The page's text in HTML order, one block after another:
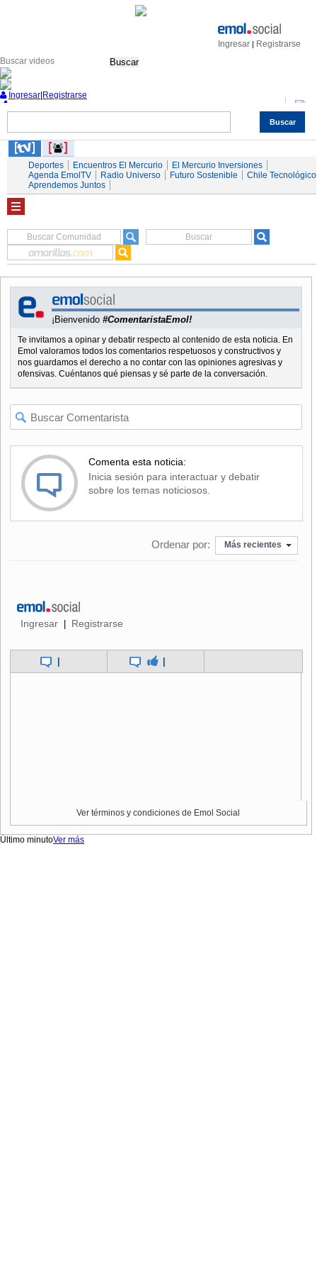
Ingresar | Registrarse
Buscar
Buscar
Ingresar Registrarse
Servicios
Deportes Encuentros El Mercurio
El Mercurio Inversiones
Agenda EmolTV
Radio Universo Futuro Sostenible
Chile Tecnológico
Aprendemos Juntos
¡Bienvenido #ComentaristaEmol!
Te invitamos a opinar y debatir respecto al contenido de esta noticia. En
Emol valoramos todos los comentarios respetuosos y constructivos y
nos guardamos el derecho a no contar con las opiniones agresivas y
ofensivas. Cuéntanos qué piensas y sé parte de la conversación.
Comenta esta noticia:
Inicia sesión para interactuar y debatir
sobre los temas noticiosos.
Ordenar por: Más recientes
Ingresar | Registrarse
| |
Ver términos y condiciones de Emol Social
Último minutoVer más